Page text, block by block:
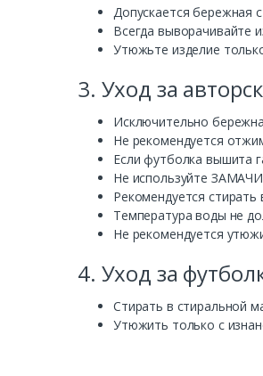
Допускается бережная
Всегда выворачивайте
Утюжьте изделие
3. Уход за ав
Исключительно
Не рекомендуется
Если футболка вышита
Не используйте ЗАМАЧИ
Рекомендуется стирать
Температура воды не
Не рекомендуется
4. Уход за
Стирать в стиральной
Утюжить только с